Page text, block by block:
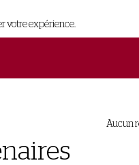
Aucun
votre expérience.